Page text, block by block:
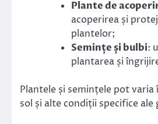
Plante de
acoperirea și
plantelor;
Semințe și bulbi:
plantarea și
Plantele și semințele pot
sol și alte condiții specifice ale